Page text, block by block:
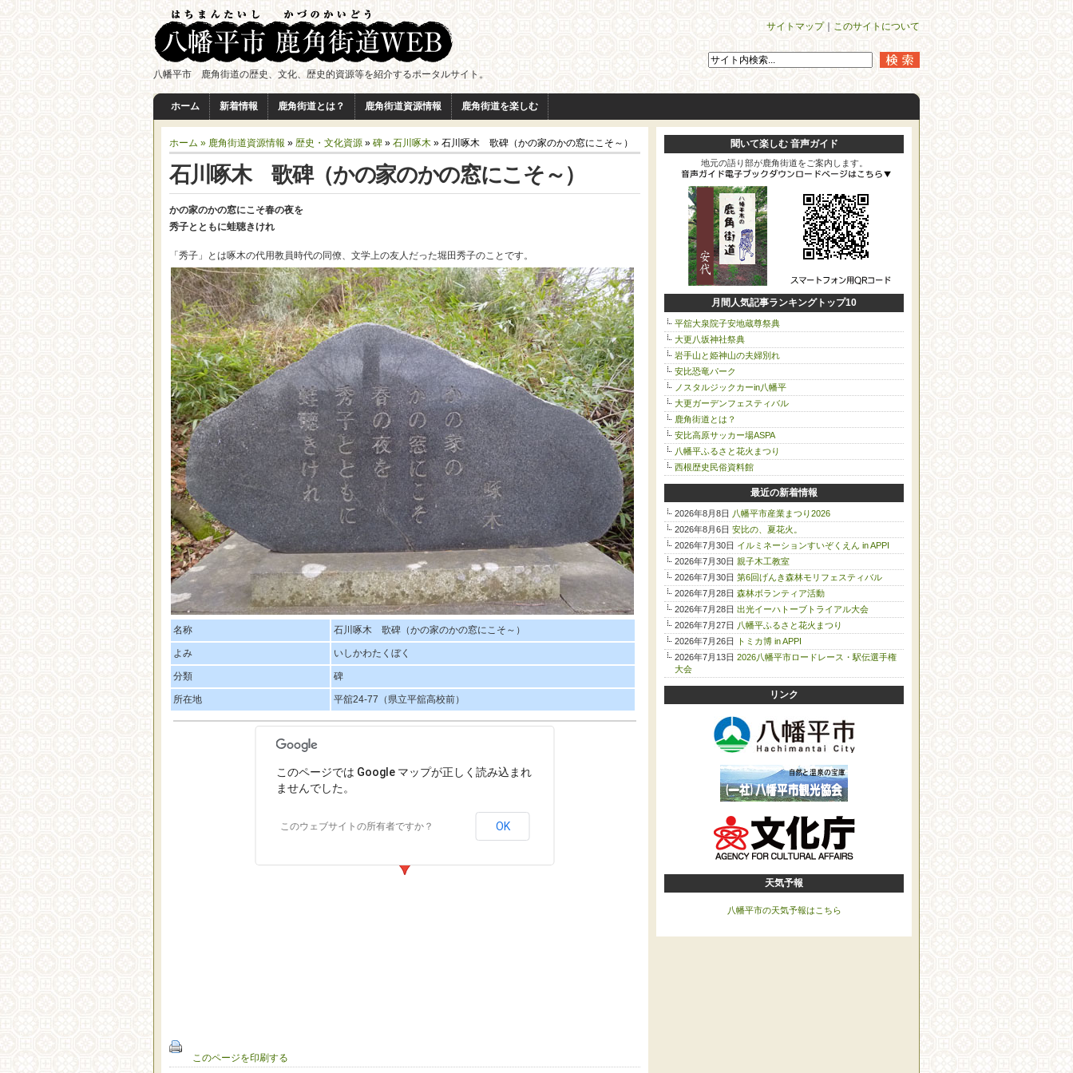
八幡平市 鹿角街道の歴史、文化、歴史的資源等を紹介するポータルサイト。
サイトマップ｜ このサイトについて
ホーム 新着情報 鹿角街道とは？ 鹿角街道資源情報 鹿角街道を楽しむ
ホーム » 鹿角街道資源情報 » 歴史・文化資源 » 碑 » 石川啄木 » 石川啄木 歌碑（かの家のかの窓にこそ～）
石川啄木 歌碑（かの家のかの窓にこそ～）
かの家のかの窓にこそ春の夜を
秀子とともに蛙聴きけれ
「秀子」とは啄木の代用教員時代の同僚、文学上の友人だった堀田秀子のことです。
名称 石川啄木 歌碑（かの家のかの窓にこそ～）
よみ いしかわたくぼく
分類 碑
所在地 平舘24-77（県立平舘高校前）
このページでは Google マップが正しく読み込まれ
ませんでした。
このウェブサイトの所有者ですか？ OK
このページを印刷する
聞いて楽しむ 音声ガイド
地元の語り部が鹿角街道をご案内します。
月間人気記事ランキングトップ10
平舘大泉院子安地蔵尊祭典
大更八坂神社祭典
岩手山と姫神山の夫婦別れ
安比恐竜パーク
ノスタルジックカーin八幡平
大更ガーデンフェスティバル
鹿角街道とは？
安比高原サッカー場ASPA
八幡平ふるさと花火まつり
西根歴史民俗資料館
最近の新着情報
2026年8月8日 八幡平市産業まつり2026
2026年8月6日 安比の、夏花火。
2026年7月30日 イルミネーションすいぞくえん in APPI
2026年7月30日 親子木工教室
2026年7月30日 第6回げんき森林モリフェスティバル
2026年7月28日 森林ボランティア活動
2026年7月28日 出光イーハトーブトライアル大会
2026年7月27日 八幡平ふるさと花火まつり
2026年7月26日
トミカ博 in APPI
2026年7月13日 2026八幡平市ロードレース・駅伝選手権
大会
リンク
天気予報
八幡平市の天気予報はこちら